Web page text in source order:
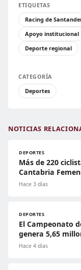
ETIQUETAS
Racing de
Apoyo institucional
Deporte regional
CATEGORÍA
Deportes
NOTICIAS
DEPORTES
Más de 220
Cantabria
Hace 3 días
DEPORTES
El Campeonato
genera 5,65
Hace 4 días